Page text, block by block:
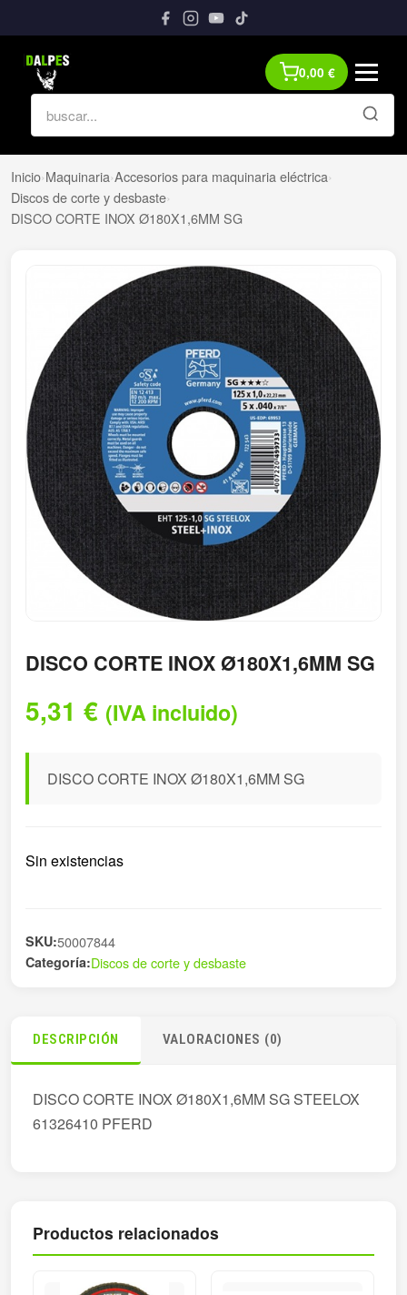
0,00 €
Inicio›Maquinaria›Accesorios para maquinaria eléctrica›
Discos de corte y desbaste›
DISCO CORTE INOX Ø180X1,6MM SG
DISCO CORTE INOX Ø180X1,6MM SG
5,31 € (IVA incluido)
DISCO CORTE INOX Ø180X1,6MM SG
Sin existencias
SKU:50007844
Categoría:Discos de corte y desbaste
DESCRIPCIÓN VALORACIONES (0)
DISCO CORTE INOX Ø180X1,6MM SG STEELOX
61326410 PFERD
Productos relacionados